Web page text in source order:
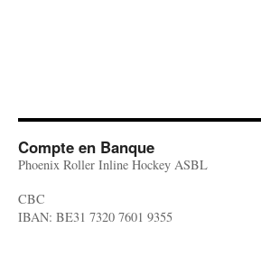
Compte en Banque
Phoenix Roller Inline Hockey ASBL
CBC
IBAN: BE31 7320 7601 9355